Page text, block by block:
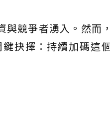
與競爭者湧入。然而
抉擇：持續加碼這